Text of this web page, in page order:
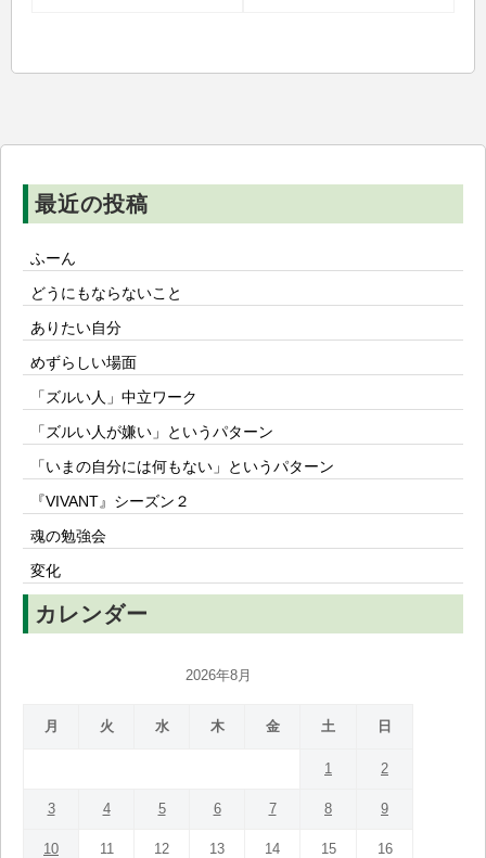
ー
最近の投稿
ふーん
どうにもならないこと
ありたい自分
めずらしい場面
「ズルい人」中立ワーク
「ズルい人が嫌い」というパターン
「いまの自分には何もない」というパターン
『VIVANT』シーズン２
魂の勉強会
変化
カレンダー
2026年8月
月 火 水 木 金 土 日
1 2
3 4 5 6 7 8 9
10 11 12 13 14 15 16